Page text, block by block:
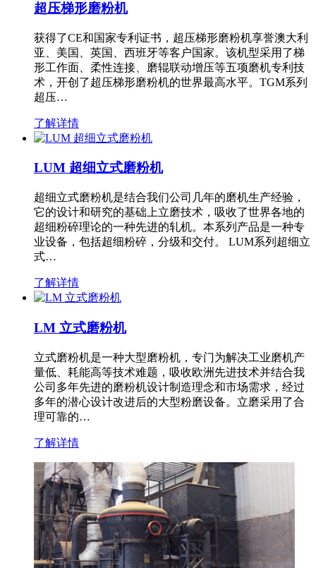
超压梯形磨粉机
获得了CE和国家专利证书，超压梯形磨粉机享誉澳大利
亚、美国、英国、西班牙等客户国家。该机型采用了梯
形工作面、柔性连接、磨辊联动增压等五项磨机专利技
术，开创了超压梯形磨粉机的世界最高水平。TGM系列
超压…
了解详情
LUM 超细立式磨粉机
超细立式磨粉机是结合我们公司几年的磨机生产经验，
它的设计和研究的基础上立磨技术，吸收了世界各地的
超细粉碎理论的一种先进的轧机。本系列产品是一种专
业设备，包括超细粉碎，分级和交付。 LUM系列超细立
式…
了解详情
LM 立式磨粉机
立式磨粉机是一种大型磨粉机，专门为解决工业磨机产
量低、耗能高等技术难题，吸收欧洲先进技术并结合我
公司多年先进的磨粉机设计制造理念和市场需求，经过
多年的潜心设计改进后的大型粉磨设备。立磨采用了合
理可靠的…
了解详情